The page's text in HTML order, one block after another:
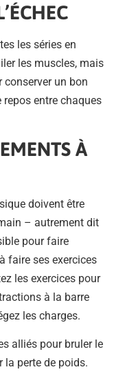
les séries en
les muscles, mais
conserver un bon
entre chaques
À
doivent être
– autrement dit
pour faire
faire ses exercices
les exercices pour
à la barre
les charges.
alliés pour bruler le
perte de poids.